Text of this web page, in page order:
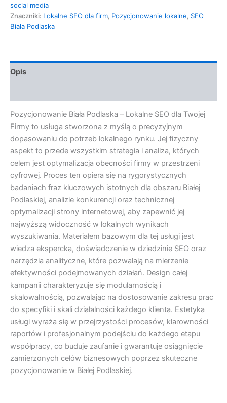
social media
Znaczniki: Lokalne SEO dla firm, Pozycjonowanie lokalne, SEO
Biała Podlaska
Opis
Pozycjonowanie Biała Podlaska – Lokalne SEO dla Twojej
Firmy to usługa stworzona z myślą o precyzyjnym
dopasowaniu do potrzeb lokalnego rynku. Jej fizyczny
aspekt to przede wszystkim strategia i analiza, których
celem jest optymalizacja obecności firmy w przestrzeni
cyfrowej. Proces ten opiera się na rygorystycznych
badaniach fraz kluczowych istotnych dla obszaru Białej
Podlaskiej, analizie konkurencji oraz technicznej
optymalizacji strony internetowej, aby zapewnić jej
najwyższą widoczność w lokalnych wynikach
wyszukiwania. Materiałem bazowym dla tej usługi jest
wiedza ekspercka, doświadczenie w dziedzinie SEO oraz
narzędzia analityczne, które pozwalają na mierzenie
efektywności podejmowanych działań. Design całej
kampanii charakteryzuje się modularnością i
skalowalnością, pozwalając na dostosowanie zakresu prac
do specyfiki i skali działalności każdego klienta. Estetyka
usługi wyraża się w przejrzystości procesów, klarowności
raportów i profesjonalnym podejściu do każdego etapu
współpracy, co buduje zaufanie i gwarantuje osiągnięcie
zamierzonych celów biznesowych poprzez skuteczne
pozycjonowanie w Białej Podlaskiej.